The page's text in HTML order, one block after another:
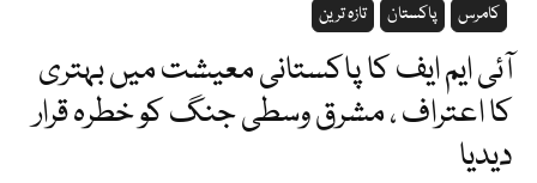
تازہ ترین پاکستان کامرس
آئی ایم ایف کا پاکستانی معیشت میں بہتری
کا اعتراف ، مشرق وسطی جنگ کو خطرہ قرار
دیدیا